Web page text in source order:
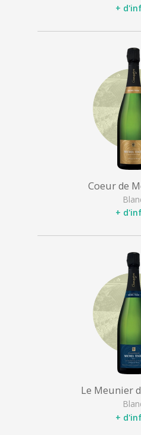
+
Coeur de
+
Le Meunier
+